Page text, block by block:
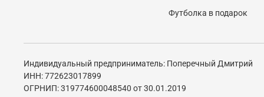
Футболка в подарок
Индивидуальный предприниматель: Поперечный Дмитрий
ИНН: 772623017899
ОГРНИП: 319774600048540 от 30.01.2019